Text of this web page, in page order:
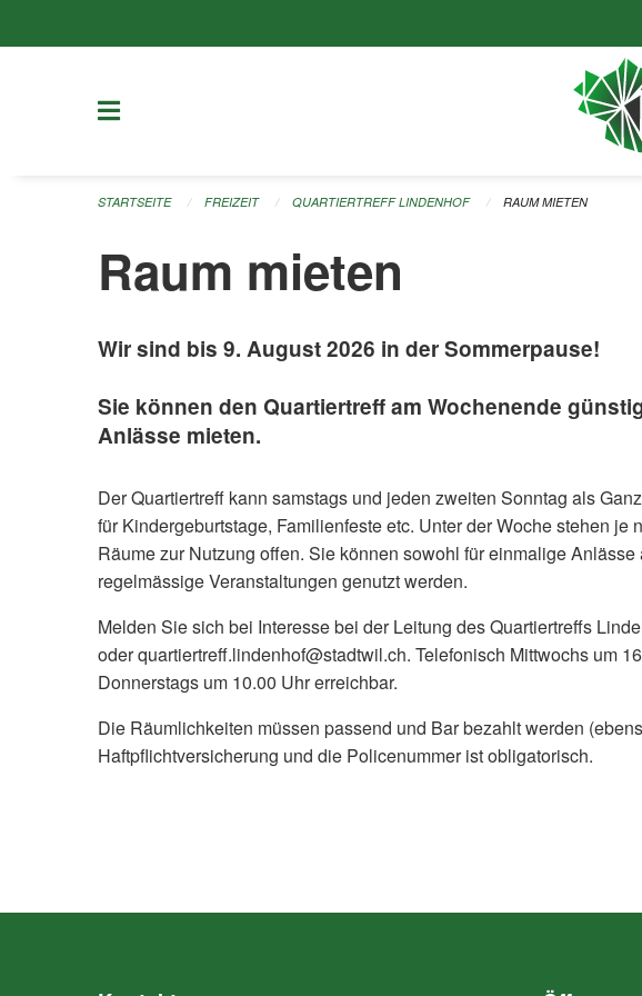
STARTSEITE FREIZEIT QUARTIERTREFF LINDENHOF RAUM MIETEN
Raum mieten
Wir sind bis 9. August 2026 in der Sommerpause!
Sie können den Quartiertreff am Wochenende
Anlässe mieten.
Der Quartiertreff kann samstags und jeden zweiten Sonntag als
für Kindergeburtstage, Familienfeste etc. Unter der Woche stehen je
Räume zur Nutzung offen. Sie können sowohl für einmalige Anlässe
regelmässige Veranstaltungen genutzt werden.
Melden Sie sich bei Interesse bei der Leitung des Quartiertreffs
oder quartiertreff.lindenhof@stadtwil.ch. Telefonisch Mittwochs um
Donnerstags um 10.00 Uhr erreichbar.
Die Räumlichkeiten müssen passend und Bar bezahlt werden
Haftpflichtversicherung und die Policenummer ist obligatorisch.